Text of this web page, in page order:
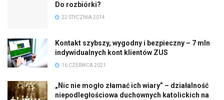
Do rozbiórki?
22 STYCZNIA 2014
Kontakt szybszy, wygodny i bezpieczny – 7 mln
indywidualnych kont klientów ZUS
16 CZERWCA 2021
„Nic nie mogło złamać ich wiary” – działalność
niepodległościowa duchownych katolickich na